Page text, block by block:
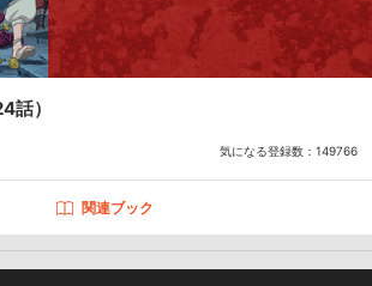
話）
気になる登録数： 149766
関連ブック